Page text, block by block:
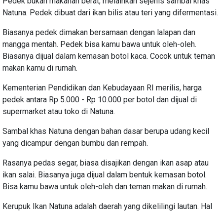
Natuna. Pedek dibuat dari ikan bilis atau teri yang difermentasi.
Biasanya pedek dimakan bersamaan dengan lalapan dan
mangga mentah. Pedek bisa kamu bawa untuk oleh-oleh.
Biasanya dijual dalam kemasan botol kaca. Cocok untuk teman
makan kamu di rumah.
Kementerian Pendidikan dan Kebudayaan RI merilis, harga
pedek antara Rp 5.000 - Rp 10.000 per botol dan dijual di
supermarket atau toko di Natuna.
Sambal khas Natuna dengan bahan dasar berupa udang kecil
yang dicampur dengan bumbu dan rempah.
Rasanya pedas segar, biasa disajikan dengan ikan asap atau
ikan salai. Biasanya juga dijual dalam bentuk kemasan botol.
Bisa kamu bawa untuk oleh-oleh dan teman makan di rumah.
Kerupuk Ikan Natuna adalah daerah yang dikelilingi lautan. Hal